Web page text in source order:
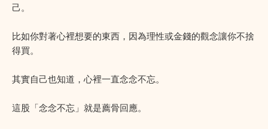
己。
比如你對著心裡想要的東西，因為理性或金錢的觀念讓你不捨
得買。
其實自己也知道，心裡一直念念不忘。
這股「念念不忘」就是薦骨回應。